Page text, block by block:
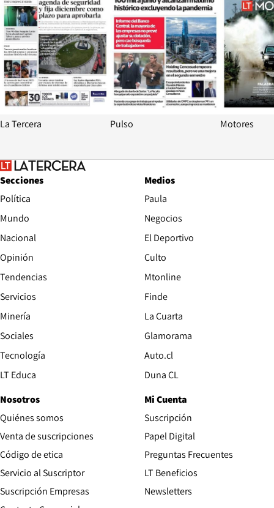
La Tercera Pulso Motores
Secciones
Política
Mundo
Nacional
Opinión
Tendencias
Servicios
Minería
Sociales
Tecnología
LT Educa
Medios
Paula
Negocios
El Deportivo
Culto
Mtonline
Finde
La Cuarta
Glamorama
Auto.clOpens in new window
Duna CLOpens in new window
Nosotros
Quiénes somos
Venta de suscripciones
Código de etica Opens in new window
Servicio al Suscriptor
Suscripción Empresas
Mi Cuenta
Suscripción
Papel DigitalOpens in new
Preguntas Frecuentes
LT Beneficios
Newsletters